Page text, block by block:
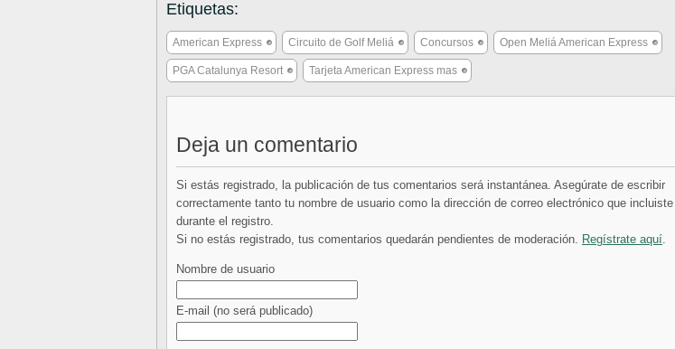
Etiquetas:
American Express Circuito de Golf Meliá Concursos Open Meliá American Express
PGA Catalunya Resort Tarjeta American Express mas
Deja un comentario
Si estás registrado, la publicación de tus comentarios será instantánea. Asegúrate de escribir
correctamente tanto tu nombre de usuario como la dirección de correo electrónico que incluiste
durante el registro.
Si no estás registrado, tus comentarios quedarán pendientes de moderación. Regístrate aquí.
Nombre de usuario
E-mail (no será publicado)